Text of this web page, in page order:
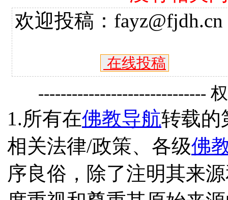
欢迎投稿：
在线投稿
------------------------------
1.所有在佛教导航转载的
相关法律/政策、各级佛
序良俗，除了注明其来